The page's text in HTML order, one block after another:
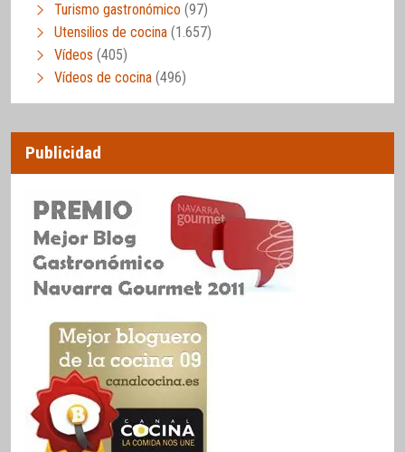
Turismo gastronómico (97)
Utensilios de cocina (1.657)
Vídeos (405)
Vídeos de cocina (496)
Publicidad